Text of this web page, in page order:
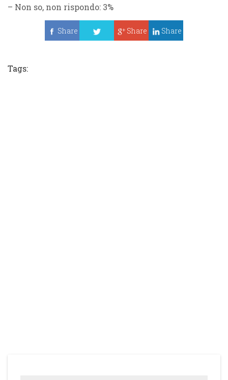
– Non so, non rispondo: 3%
Share
Share Share
Tags: